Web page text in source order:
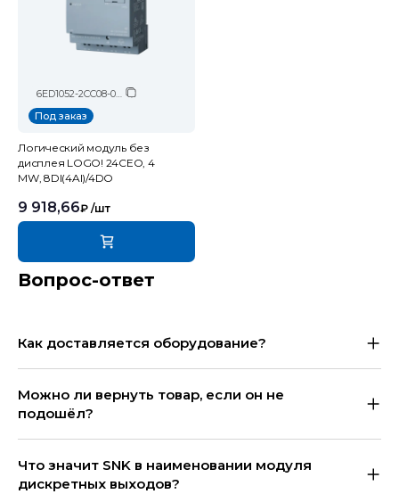
6ED1052-2CC08-0BA2
Под заказ
Логический модуль без
дисплея LOGO! 24CEO, 4
MW, 8DI(4AI)/4DO
9 918,66₽ /шт
Вопрос-ответ
Как доставляется оборудование?
Можно ли вернуть товар, если он не
подошёл?
Что значит SNK в наименовании модуля
дискретных выходов?